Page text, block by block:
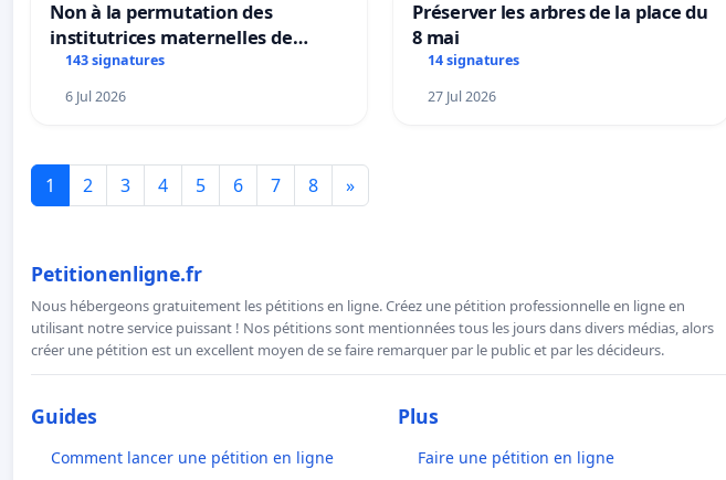
Non à la permutation des
institutrices maternelles de
Bléharies et Laplaigne !
Préservons la stabilité de nos
enfants.
143 signatures
6 Jul 2026
Préserver les arbres de la place du
8 mai
14 signatures
27 Jul 2026
1 2 3 4 5 6 7 8 »
Petitionenligne.fr
Nous hébergeons gratuitement les pétitions en ligne. Créez une pétition professionnelle en ligne en
utilisant notre service puissant ! Nos pétitions sont mentionnées tous les jours dans divers médias, alors
créer une pétition est un excellent moyen de se faire remarquer par le public et par les décideurs.
Guides
Comment lancer une pétition en ligne
Plus
Faire une pétition en ligne